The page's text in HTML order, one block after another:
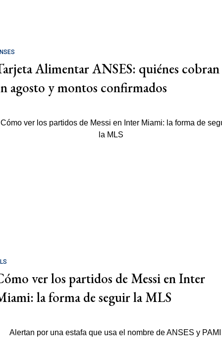
Alimentar ANSES: quiénes cobran
agosto y montos confirmados
ver los partidos de Messi en Inter
la forma de seguir la MLS